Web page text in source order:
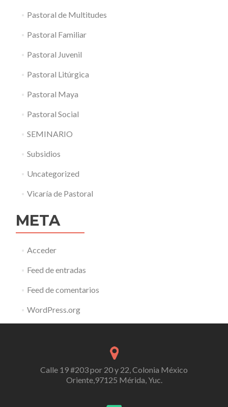
Pastoral de Multitudes
Pastoral Familiar
Pastoral Juvenil
Pastoral Litúrgica
Pastoral Maya
Pastoral Social
SEMINARIO
Subsidios
Uncategorized
Vicaría de Pastoral
META
Acceder
Feed de entradas
Feed de comentarios
WordPress.org
Calle 19 #203 por 20 y 22, Colonia México
Oriente,97125 Mérida, Yuc.